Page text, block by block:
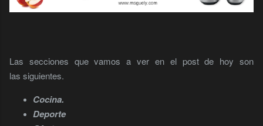
Las secciones que vamos a ver en el post de hoy son
las siguientes.
Cocina.
Deporte